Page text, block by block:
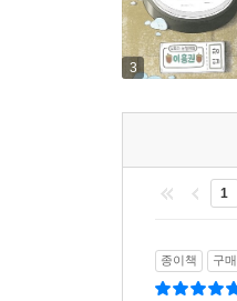
3
1
종이책 구매